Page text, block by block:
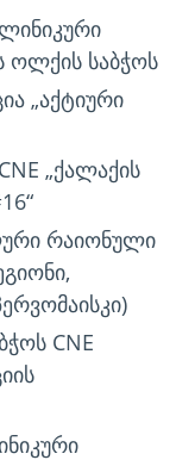
ოლქის საბჭოს
„აქტიური
„ქალაქის
რაიონული
CNE